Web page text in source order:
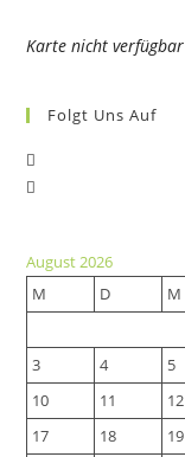
Karte nicht verfügbar
Folgt Uns Auf
tab
new
tab
August 2026
M
D M
3
4 5
10
11 12
17
18 19